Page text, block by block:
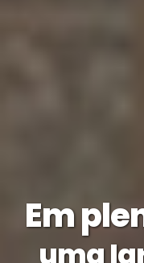
uma
Em